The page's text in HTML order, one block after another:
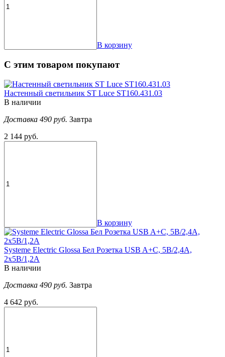
В корзину
С этим товаром покупают
Настенный светильник ST Luce ST160.431.03
В наличии
Доставка 490 руб. Завтра
2 144 руб.
В корзину
Systeme Electric Glossa Бел Розетка USB A+С, 5В/2,4А,
2х5В/1,2А
В наличии
Доставка 490 руб. Завтра
4 642 руб.